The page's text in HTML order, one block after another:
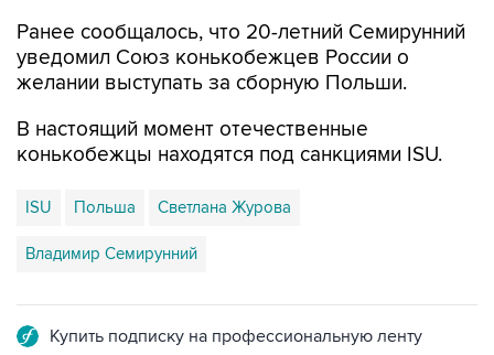
Ранее сообщалось, что 20-летний Семирунний
уведомил Союз конькобежцев России о
желании выступать за сборную Польши.
В настоящий момент отечественные
конькобежцы находятся под санкциями ISU.
ISU Польша Светлана Журова
Владимир Семирунний
Купить подписку на профессиональную ленту